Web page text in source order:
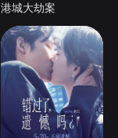
港城大劫案